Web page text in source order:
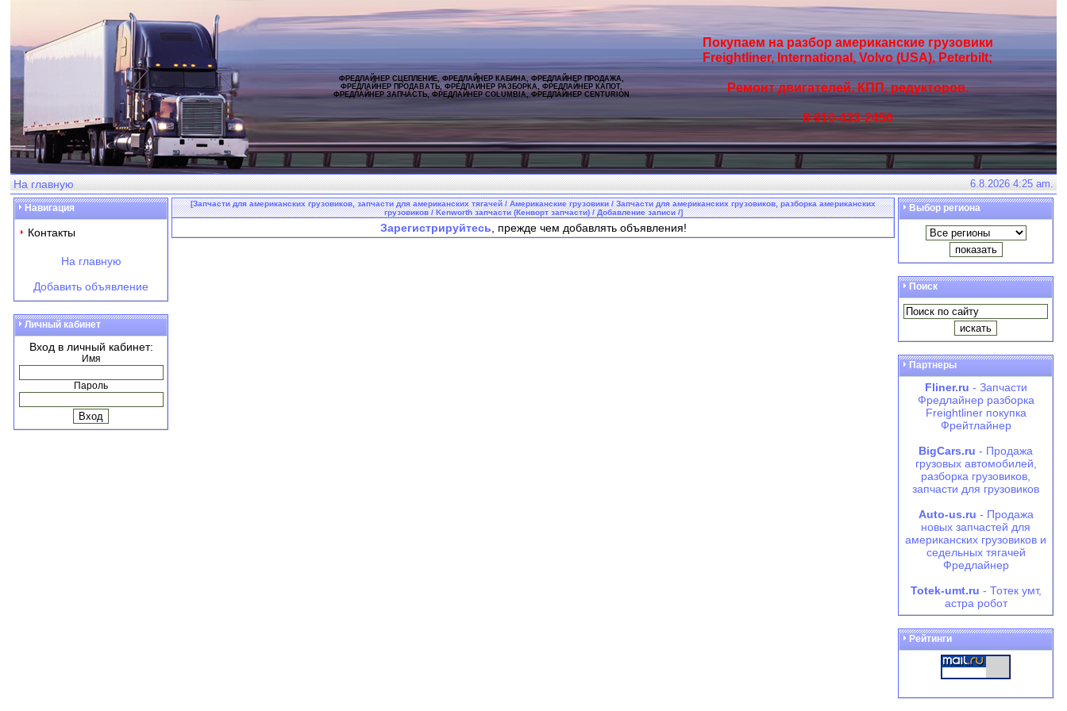
ФРЕДЛАЙНЕР СЦЕПЛЕНИЕ, ФРЕДЛАЙНЕР КАБИНА, ФРЕДЛАЙНЕР ПРОДАЖА,
ФРЕДЛАЙНЕР ПРОДАВАТЬ, ФРЕДЛАЙНЕР РАЗБОРКА, ФРЕДЛАЙНЕР КАПОТ,
ФРЕДЛАЙНЕР ЗАПЧАСТЬ, ФРЕДЛАЙНЕР COLUMBIA, ФРЕДЛАЙНЕР CENTURION
Покупаем на разбор американские грузовики
Freightliner, International, Volvo (USA), Peterbilt;
Ремонт двигателей, КПП, редукторов.
8-910-433-2456
На главную 6.8.2026 4:25 am.
Навигация
Контакты
На главную
Добавить объявление
Личный кабинет
Вход в личный кабинет:
Имя
Пароль
[Запчасти для американских грузовиков, запчасти для американских тягачей / Американские грузовики / Запчасти для американских грузовиков, разборка американских
грузовиков / Kenworth запчасти (Кенворт запчасти) / Добавление записи /]
Зарегистрируйтесь , прежде чем добавлять объявления!
Выбор региона
Поиск
Партнеры
Fliner.ru - Запчасти
Фредлайнер разборка
Freightliner покупка
Фрейтлайнер
BigCars.ru - Продажа
грузовых автомобилей,
разборка грузовиков,
запчасти для грузовиков
Auto-us.ru - Продажа
новых запчастей для
американских грузовиков и
седельных тягачей
Фредлайнер
Totek-umt.ru - Тотек умт,
астра робот
Рейтинги